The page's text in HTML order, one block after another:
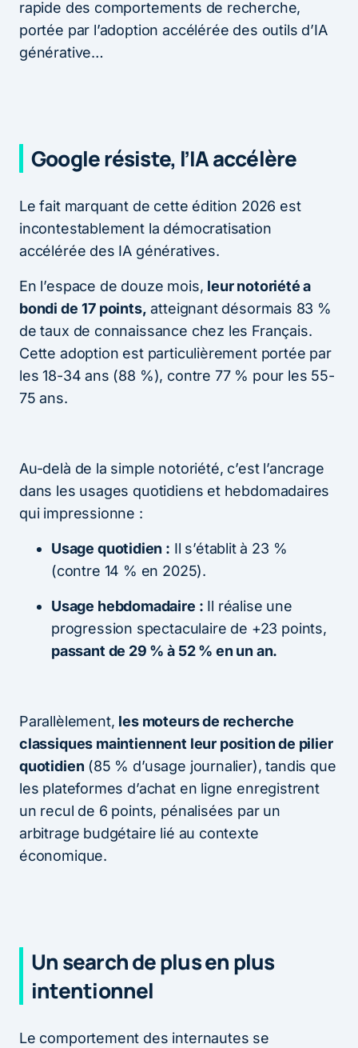
rapide des comportements de recherche,
portée par l’adoption accélérée des outils d’IA
générative…
Google résiste, l’IA accélère
Le fait marquant de cette édition 2026 est
incontestablement la démocratisation
accélérée des IA génératives.
En l’espace de douze mois, leur notoriété a
bondi de 17 points, atteignant désormais 83 %
de taux de connaissance chez les Français.
Cette adoption est particulièrement portée par
les 18-34 ans (88 %), contre 77 % pour les 55-
75 ans.
Au-delà de la simple notoriété, c’est l’ancrage
dans les usages quotidiens et hebdomadaires
qui impressionne :
Usage quotidien : Il s’établit à 23 %
(contre 14 % en 2025).
Usage hebdomadaire : Il réalise une
progression spectaculaire de +23 points,
passant de 29 % à 52 % en un an.
Parallèlement, les moteurs de recherche
classiques maintiennent leur position de pilier
quotidien (85 % d’usage journalier), tandis que
les plateformes d’achat en ligne enregistrent
un recul de 6 points, pénalisées par un
arbitrage budgétaire lié au contexte
économique.
Un search de plus en plus
intentionnel
Le comportement des internautes se